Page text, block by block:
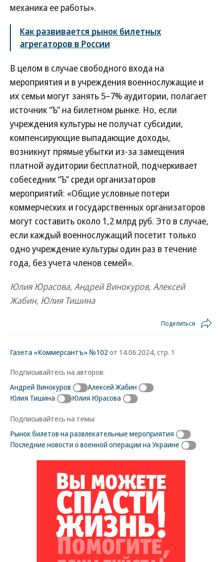
механика ее работы».
Как развивается рынок билетных
агрегаторов в России
В целом в случае свободного входа на
мероприятия и в учреждения военнослужащие и
их семьи могут занять 5–7% аудитории, полагает
источник “Ъ” на билетном рынке. Но, если
учреждения культуры не получат субсидии,
компенсирующие выпадающие доходы,
возникнут прямые убытки из-за замещения
платной аудитории бесплатной, подчеркивает
собеседник “Ъ” среди организаторов
мероприятий: «Общие условные потери
коммерческих и государственных организаторов
могут составить около 1,2 млрд руб. Это в случае,
если каждый военнослужащий посетит только
одно учреждение культуры один раз в течение
года, без учета членов семей».
Юлия Юрасова, Андрей Винокуров, Алексей
Жабин, Юлия Тишина
Поделиться
Газета «Коммерсантъ» №102 от 14.06.2024, стр. 1
Подписывайтесь на авторов:
Андрей Винокуров
Алексей Жабин
Юлия Тишина
Юлия Юрасова
Подписывайтесь на темы:
Рынок билетов на развлекательные мероприятия
Последние новости о военной операции на Украине